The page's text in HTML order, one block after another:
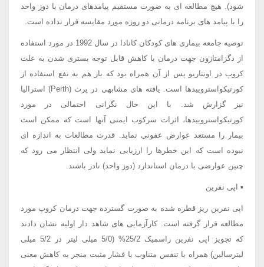
شود). هیچ مطالعه ای به صورت مستقیم پیامدهای درمان با دوز واحد
را با پیامد های برنامه درمانی دو روزه مورد مقایسه قرار نداده است.
توصیه جامعه بیماری های کودکان کانادا در سال 1992 در مورد استفاده
از دگزامتازون جهت درمان با کاهش قابل توجه بستری شدن به علت
کروپ در اونتاریو پس از آن همراه بود که باز هم به نفع استفاده از
کورتیکواستروییدها است. یافته های مشابهی در پرث (Perth) استرالیا
نیز گزارش شد. با این حال نگرانی احتمالی در مورد
کورتیکواستروییدها، اثرات سرکوب ایمنی آنها است که ممکن است
بیمار را مستعد عوارض عفونی نماید. قدرت مطالعات به اندازه ای
نبوده است که این خطرها را ارزیابی نماید ولی انتظار می رود که
چنین عوارضی با درمان استاندارد (دوز واحد) نادر باشند.
▪ اپی نفرین
اپی نفرین ریز قطره شده به صورت گسترده جهت درمان کروپ مورد
مطالعه قرار گرفته است. کارآزمایی های شاهد دار اولیه نشان دادند
که تجویز اپی نفرین راسمیک 25/2% (5/0 میلی لیتر در 5/2 میلی
لیترسالین) همراه با تنفس متناوب با فشار مثبت منجر به کاهش معنی